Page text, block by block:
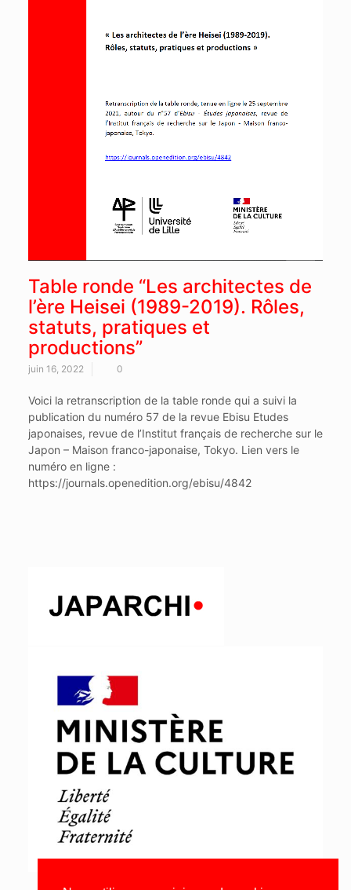
Table ronde “Les architectes de
l’ère Heisei (1989-2019). Rôles,
statuts, pratiques et
productions”
juin 16, 2022 0
Voici la retranscription de la table ronde qui a suivi la
publication du numéro 57 de la revue Ebisu Etudes
japonaises, revue de l’Institut français de recherche sur le
Japon – Maison franco-japonaise, Tokyo. Lien vers le
numéro en ligne :
https://journals.openedition.org/ebisu/4842